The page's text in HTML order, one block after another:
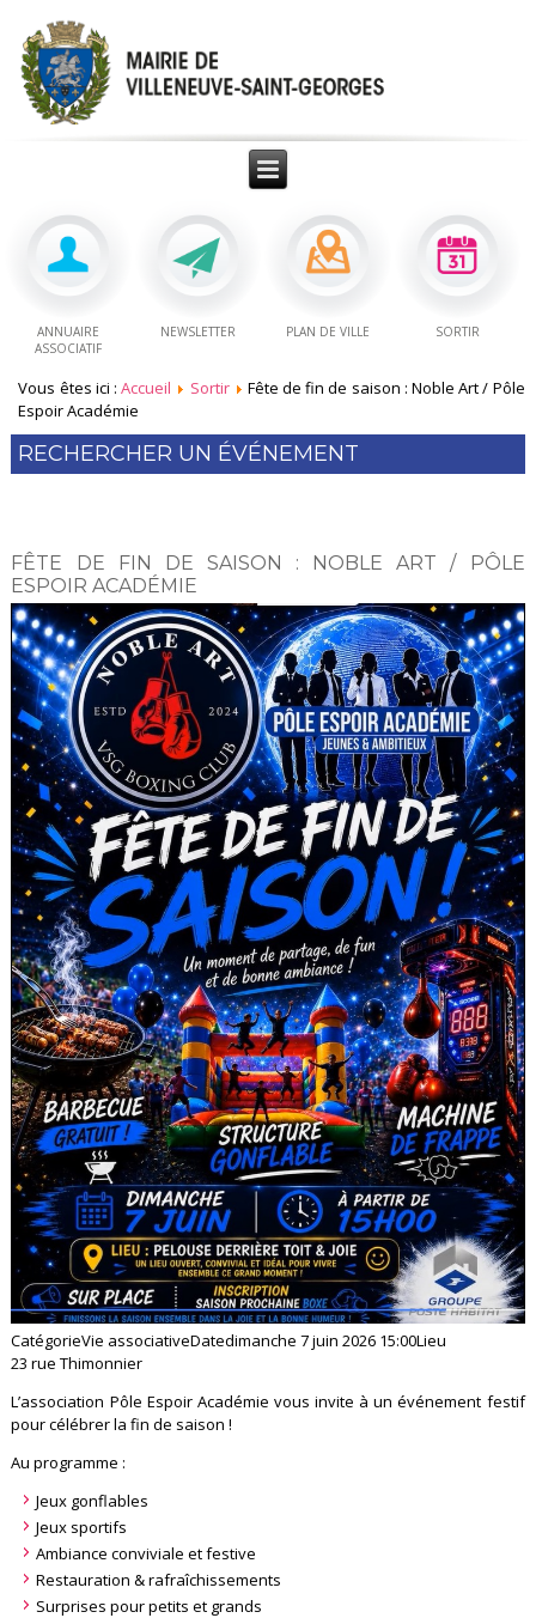
ANNUAIRE
ASSOCIATIF
NEWSLETTER PLAN DE VILLE SORTIR
Vous êtes ici :Accueil Sortir
Fête de fin de saison : Noble Art / Pôle
Espoir Académie
RECHERCHER UN ÉVÉNEMENT
FÊTE DE FIN DE SAISON : NOBLE ART / PÔLE
ESPOIR ACADÉMIE
CatégorieVie associativeDatedimanche 7 juin 2026 15:00Lieu
23 rue Thimonnier
L’association Pôle Espoir Académie vous invite à un événement festif
pour célébrer la fin de saison !
Au programme :
Jeux gonflables
Jeux sportifs
Ambiance conviviale et festive
Restauration & rafraîchissements
Surprises pour petits et grands